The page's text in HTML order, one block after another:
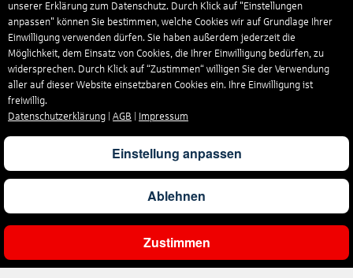
Ergebnisse filtern
unserer Erklärung zum Datenschutz. Durch Klick auf "Einstellungen
anpassen" können Sie bestimmen, welche Cookies wir auf Grundlage Ihrer
Einwilligung verwenden dürfen. Sie haben außerdem jederzeit die
Möglichkeit, dem Einsatz von Cookies, die Ihrer Einwilligung bedürfen, zu
widersprechen. Durch Klick auf “Zustimmen“ willigen Sie der Verwendung
aller auf dieser Website einsetzbaren Cookies ein. Ihre Einwilligung ist
freiwillig.
Datenschutzerklärung
AGB Impressum
Einstellung anpassen
Ablehnen
Zustimmen